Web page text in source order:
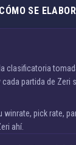
CÓMO SE
clasificatoria
partida de Zeri
pick rate,
ahí.